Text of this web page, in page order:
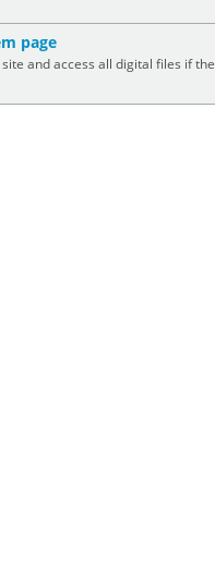
page
and access all digital files if the